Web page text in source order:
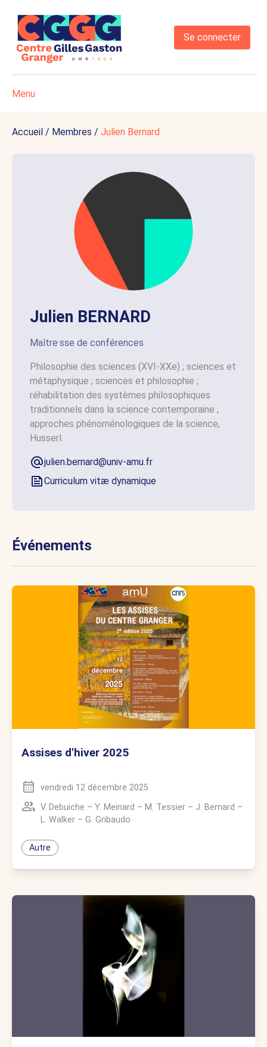
Se connecter
Menu
Accueil / Membres / Julien Bernard
Julien BERNARD
Maître·sse de conférences
Philosophie des sciences (XVI-XXe) ; sciences et
métaphysique ; sciences et philosophie ;
réhabilitation des systèmes philosophiques
traditionnels dans la science contemporaine ;
approches phénoménologiques de la science,
Husserl.
julien.bernard@univ-amu.fr
Curriculum vitæ dynamique
Événements
Assises d'hiver 2025
vendredi 12 décembre 2025
V. Debuiche – Y. Meinard – M. Tessier – J. Bernard –
L. Walker – G. Gribaudo
Autre